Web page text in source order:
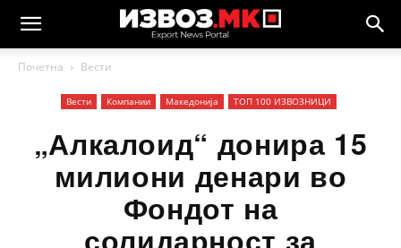
Почетна Вести
Вести Компании Македонија ТОП 100 ИЗВОЗНИЦИ
„Алкалоид“ донира 15
милиони денари во
Фондот на